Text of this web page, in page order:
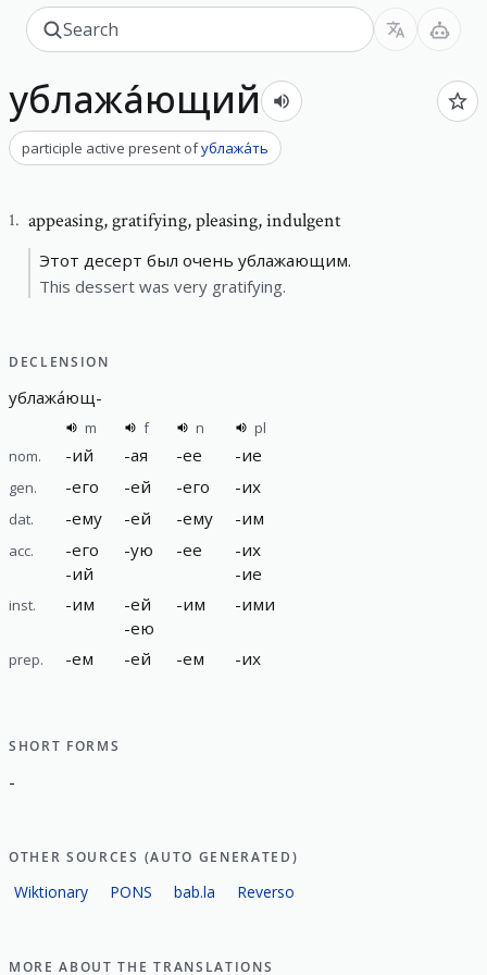
ублажа́ющий
participle active present ofублажа́ть
1. appeasing,gratifying, pleasing, indulgent
Этот десерт был очень ублажающим.
This dessert was very gratifying.
DECLENSION
ублажа́ющ-
m f n
pl
nom.
-ий -ая -ее -ие
gen. -его -ей -его -их
dat. -ему -ей -ему -им
acc. -его
-ий
-ую -ее -их
-ие
inst. -им -ей
-ею
-им -ими
prep. -ем -ей -ем -их
SHORT FORMS
-
OTHER SOURCES (AUTO GENERATED)
Wiktionary PONS bab.la Reverso
MORE ABOUT THE TRANSLATIONS